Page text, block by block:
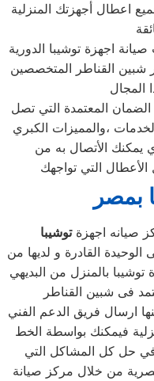
اعطال أجهزتك المنزلية
صيانة اجهزة توشيبا الدورية
شبين القناطر المتخصصين
المعتمدة التي تصل
،والمميزات الكبري
يمكنك الأتصال به من
بمصر
صيانه اجهزةتوشيبا
الوحيدة القادرة و لديها من
توشيبا بالمنزل من البديهي
ارسال فريق الدعم الفني
فيمكنك بواسطة الخط
حل كل المشاكل التي
من خلال مركز صيانة